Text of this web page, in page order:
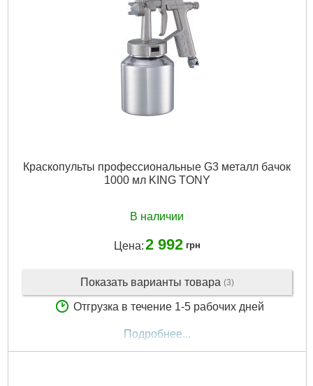
Краскопульты профессиональные G3 металл бачок
1000 мл KING TONY
В наличии
Цена:2 992 грн
Показать варианты товара (3)
Отгрузка в течение 1-5 рабочих дней
Подробнее...